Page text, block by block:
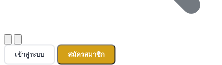
เข้าสู่ระบบ สมัครสมาชิก